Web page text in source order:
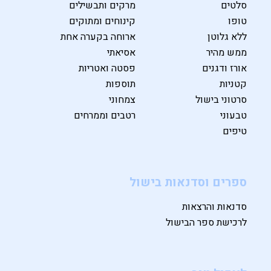
סלטים
מרקים ותבשילים
טופו
קינוחים ומתוקים
ללא גלוטן
ארוחה בקערה אחת
ממש מהיר
אסיאתי
אורז ודגנים
פסטה ואטריות
קטניות
תוספות
סרטוני בישול
צמחוני
טבעוני
רטבים וממרחים
טיפים
ספרים וסדנאות בישול
סדנאות והרצאות
לרכישת ספר הבישול